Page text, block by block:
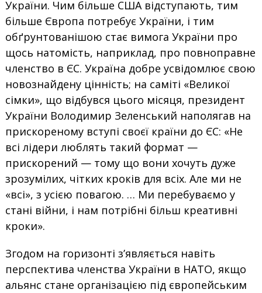
України. Чим більше США відступають, тим
більше Європа потребує України, і тим
обґрунтованішою стає вимога України про
щось натомість, наприклад, про повноправне
членство в ЄС. Україна добре усвідомлює свою
новознайдену цінність; на саміті «Великої
сімки», що відбувся цього місяця, президент
України Володимир Зеленський наполягав на
прискореному вступі своєї країни до ЄС: «Не
всі лідери люблять такий формат —
прискорений — тому що вони хочуть дуже
зрозумілих, чітких кроків для всіх. Але ми не
«всі», з усією повагою. … Ми перебуваємо у
стані війни, і нам потрібні більш креативні
кроки».
Згодом на горизонті з’являється навіть
перспектива членства України в НАТО, якщо
альянс стане організацією під європейським